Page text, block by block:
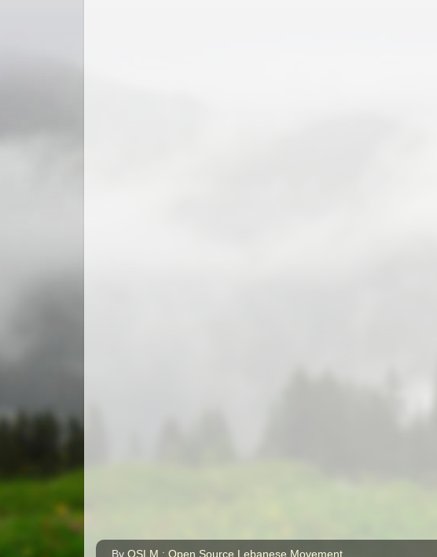
By OSLM : Open Source Lebanese Movement